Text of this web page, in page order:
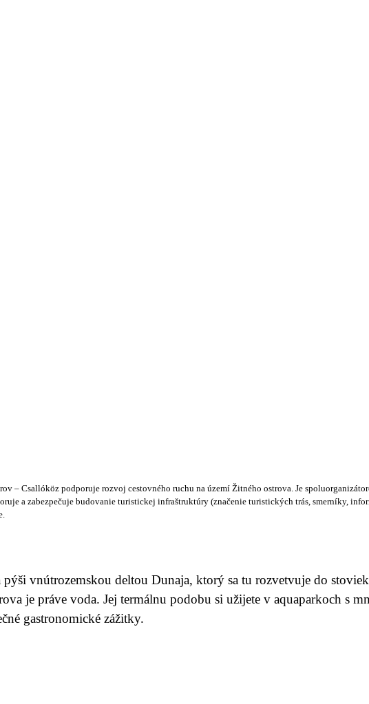
– Csallóköz podporuje rozvoj cestovného ruchu na území Žitného ostrova. Je
a zabezpečuje budovanie turistickej infraštruktúry (značenie turistických trás, smerníky,
vnútrozemskou deltou Dunaja, ktorý sa tu rozvetvuje do
je práve voda. Jej termálnu podobu si užijete v aquaparkoch s
gastronomické zážitky.